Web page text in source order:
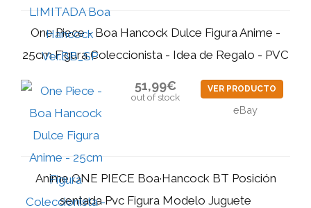
One Piece - Boa Hancock Dulce Figura Anime -
25cm Figura Coleccionista - Idea de Regalo - PVC
51,99€
out of stock
VER PRODUCTO
eBay
Anime ONE PIECE Boa·Hancock BT Posición
sentada Pvc Figura Modelo Juguete